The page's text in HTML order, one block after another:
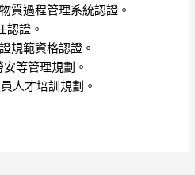
過程管理系統認證。
證。
規範資格認證。
等管理規劃。
人才培訓規劃。